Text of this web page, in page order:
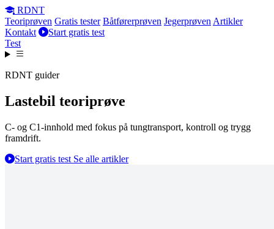
RDNT
Teoriprøven Gratis tester Båtførerprøven Jegerprøven Artikler
Kontakt
Start gratis test
Test
RDNT guider
Lastebil teoriprøve
C- og C1-innhold med fokus på tungtransport, kontroll og trygg
framdrift.
Start gratis test Se alle artikler